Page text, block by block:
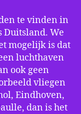
te vinden in
We
mogelijk is dat
luchthaven
ook geen
vliegen
Eindhoven,
dan is het